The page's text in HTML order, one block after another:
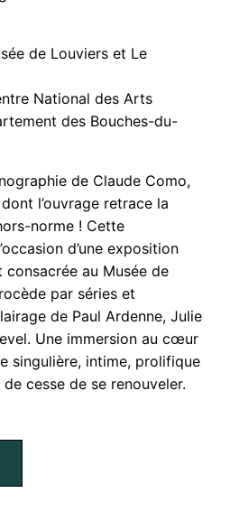
de Louviers et Le
National des Arts
des Bouches-du-
de Claude Como,
l’ouvrage retrace la
norme ! Cette
d’une exposition
consacrée au Musée de
par séries et
de Paul Ardenne, Julie
Une immersion au cœur
singulière, intime, prolifique
cesse de se renouveler.